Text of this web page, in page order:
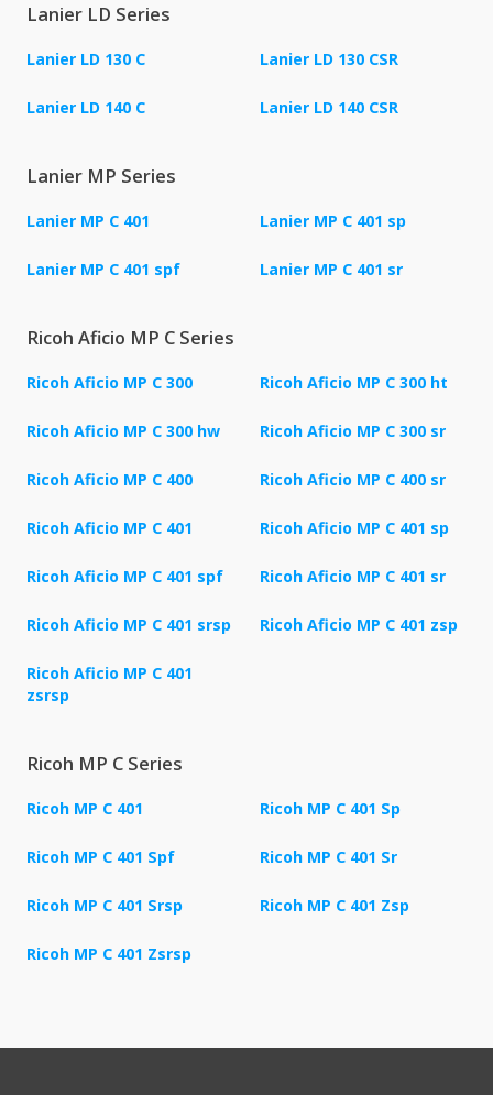
Lanier LD Series
Lanier LD 130 C Lanier LD 130 CSR
Lanier LD 140 C Lanier LD 140 CSR
Lanier MP Series
Lanier MP C 401 Lanier MP C 401 sp
Lanier MP C 401 spf Lanier MP C 401 sr
Ricoh Aficio MP C Series
Ricoh Aficio MP C 300 Ricoh Aficio MP C 300 ht
Ricoh Aficio MP C 300 hw Ricoh Aficio MP C 300 sr
Ricoh Aficio MP C 400 Ricoh Aficio MP C 400 sr
Ricoh Aficio MP C 401 Ricoh Aficio MP C 401 sp
Ricoh Aficio MP C 401 spf Ricoh Aficio MP C 401 sr
Ricoh Aficio MP C 401 srsp Ricoh Aficio MP C 401 zsp
Ricoh Aficio MP C 401
zsrsp
Ricoh MP C Series
Ricoh MP C 401 Ricoh MP C 401 Sp
Ricoh MP C 401 Spf Ricoh MP C 401 Sr
Ricoh MP C 401 Srsp Ricoh MP C 401 Zsp
Ricoh MP C 401 Zsrsp